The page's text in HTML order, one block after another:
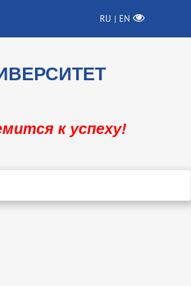
RU | EN
к успеху!